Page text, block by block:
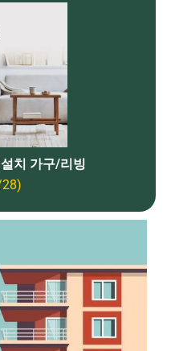
치 가구/리빙